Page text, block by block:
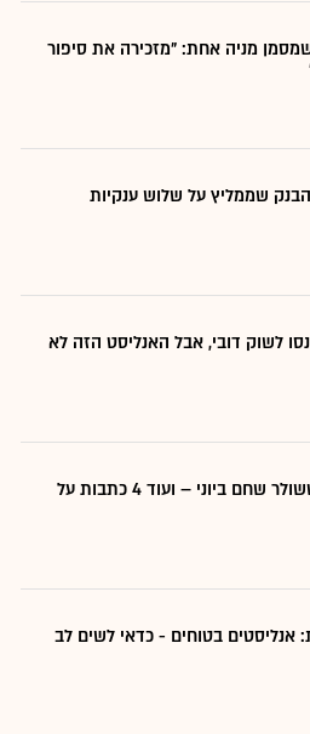
מניה אחת: "מזכירה את סיפור
של 20%: הבנק שממליץ על שלוש ענקיות
לשוק דובי, אבל האנליסט הזה לא
הקאמבק של אלטשולר שחם ביוני – ועוד 4 כתבות על
אנליסטים בטוחים - כדאי לשים לב